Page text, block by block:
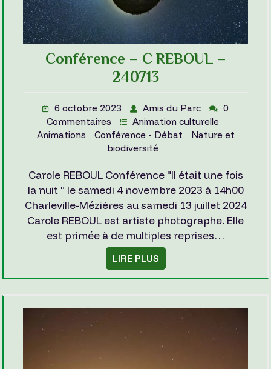
Conférence – C REBOUL –
240713
6 octobre 2023 Amis du Parc
0
Commentaires
Animation culturelle
Animations
Conférence - Débat
Nature et
biodiversité
Carole REBOUL Conférence "Il était une fois
la nuit " le samedi 4 novembre 2023 à 14h00
Charleville-Mézières au samedi 13 juillet 2024
Carole REBOUL est artiste photographe. Elle
est primée à de multiples reprises…
LIRE PLUS